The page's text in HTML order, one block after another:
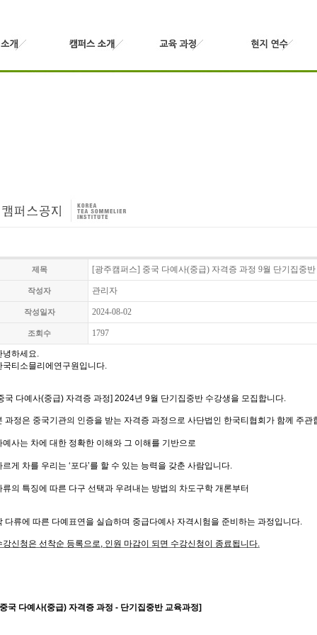
제목 [광주캠퍼스] 중국 다예사(중급) 자격증 과정 9월 단기집중반
작성자 관리자
작성일자 2024-08-02
조회수 1797
녕하세요.
국티소믈리에연구원입니다.
국 다예사(중급) 자격증 과정] 2024년 9월 단기집중반 수강생을 모집합니다.
과정은 중국기관의 인증을 받는 자격증 과정으로 사단법인 한국티협회가 함께 주관
예사는 차에 대한 정확한 이해와 그 이해를 기반으로
르게 차를 우리는 ‘포다’를 할 수 있는 능력을 갖춘 사람입니다.
류의 특징에 따른 다구 선택과 우려내는 방법의 차도구학 개론부터
다류에 따른 다예표연을 실습하며 중급다예사 자격시험을 준비하는 과정입니다.
강신청은 선착순 등록으로, 인원 마감이 되면 수강신청이 종료됩니다.
중국 다예사(중급) 자격증 과정 - 단기집중반 교육과정]